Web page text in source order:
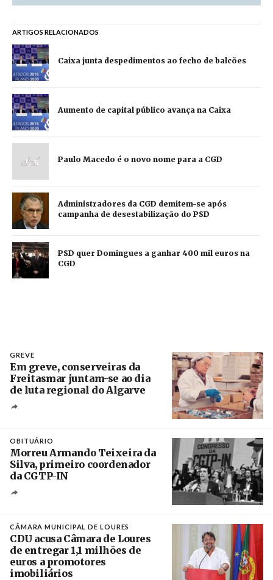
ARTIGOS RELACIONADOS
Caixa junta despedimentos ao fecho de balcões
Aumento de capital público avança na Caixa
Paulo Macedo é o novo nome para a CGD
Administradores da CGD demitem-se após
campanha de desestabilização do PSD
PSD quer Domingues a ganhar 400 mil euros na
CGD
GREVE
Em greve, conserveiras da
Freitasmar juntam-se ao dia
de luta regional do Algarve
OBITUÁRIO
Morreu Armando Teixeira da
Silva, primeiro coordenador
da CGTP-IN
CÂMARA MUNICIPAL DE LOURES
CDU acusa Câmara de Loures
de entregar 1,1 milhões de
euros a promotores
imobiliários